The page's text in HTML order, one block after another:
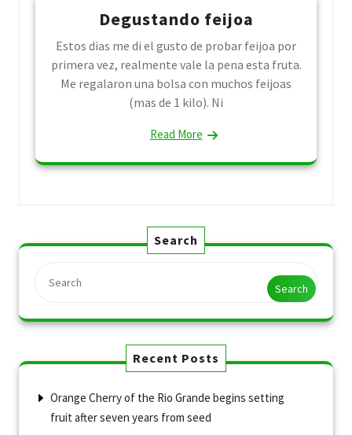
Degustando feijoa
Estos dias me di el gusto de probar feijoa por
primera vez, realmente vale la pena esta fruta.
Me regalaron una bolsa con muchos feijoas
(mas de 1 kilo). Ni
Read More
Search
Search
Recent Posts
Orange Cherry of the Rio Grande begins setting
fruit after seven years from seed